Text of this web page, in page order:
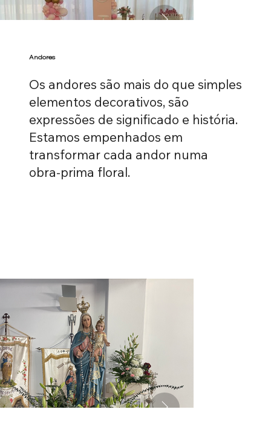
Os andores são mais do que simples
elementos decorativos, são
expressões de significado e história.
Estamos empenhados em
transformar cada andor numa
obra-prima floral.
Andores